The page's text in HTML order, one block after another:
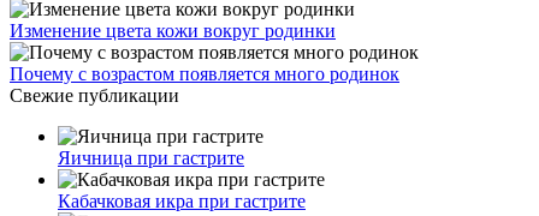
Изменение цвета кожи вокруг родинки
Почему с возрастом появляется много родинок
Свежие публикации
Яичница при гастрите
Кабачковая икра при гастрите